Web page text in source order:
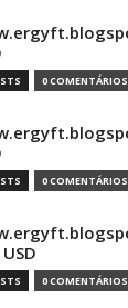
0 COMENTÁRIOS
0 COMENTÁRIOS
0 COMENTÁRIOS